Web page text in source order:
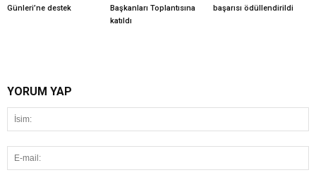
Günleri’ne destek
Başkanları Toplantısına
katıldı
başarısı ödüllendirildi
YORUM YAP